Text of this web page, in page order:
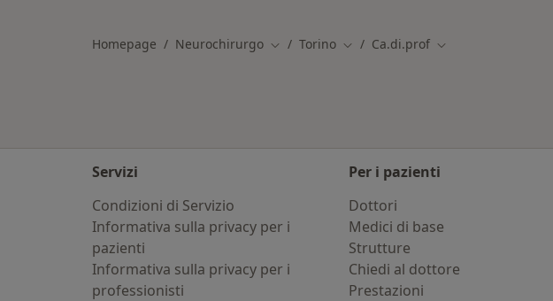
Homepage Neurochirurgo Cambia città
Torino Cambia città
Ca.di.prof Cambia città
Servizi
Condizioni di Servizio
Informativa sulla privacy per i
pazienti
Informativa sulla privacy per i
professionisti
Per i pazienti
Dottori
Medici di base
Strutture
Chiedi al dottore
Prestazioni